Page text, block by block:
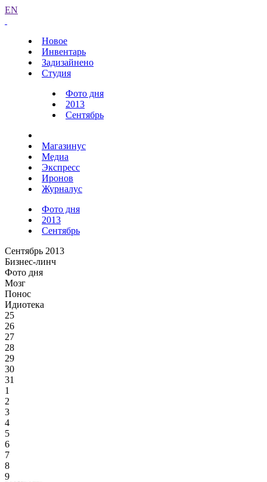
EN
Новое
Инвентарь
Задизайнено
Студия
Фото дня
2013
Сентябрь
Магазинус
Медиа
Экспресс
Иронов
Журналус
Фото дня
2013
Сентябрь
Сентябрь 2013
Бизнес-линч
Фото дня
Мозг
Понос
Идиотека
25
26
27
28
29
30
31
1
2
3
4
5
6
7
8
9